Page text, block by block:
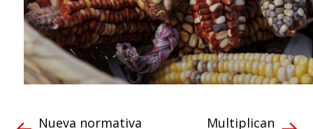
Nueva normativa
Multiplican